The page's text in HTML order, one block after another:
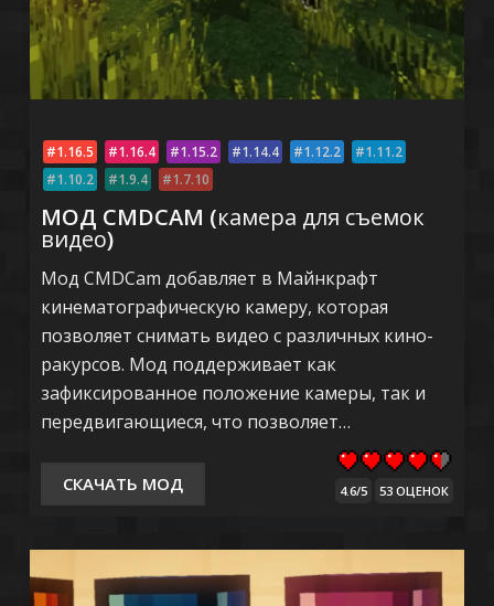
1.16.5 1.16.4 1.15.2 1.14.4 1.12.2
1.11.2
1.10.2
1.9.4 1.7.10
МОД CMDCAM (камера для съемок
видео)
Мод CMDCam добавляет в Майнкрафт
кинематографическую камеру, которая
позволяет снимать видео с различных кино-
ракурсов. Мод поддерживает как
зафиксированное положение камеры, так и
передвигающиеся, что позволяет…
4.6/5 53 ОЦЕНОК
СКАЧАТЬ МОД